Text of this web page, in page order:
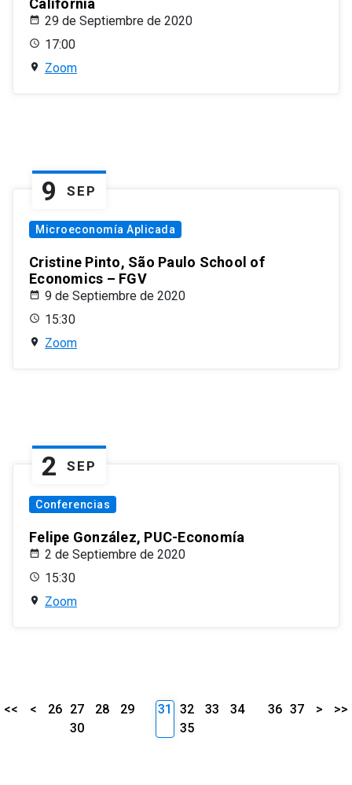
California
29 de Septiembre de 2020
17:00
Zoom
9 SEP
Microeconomía Aplicada
Cristine Pinto, São Paulo School of
Economics – FGV
9 de Septiembre de 2020
15:30
Zoom
2 SEP
Conferencias
Felipe González, PUC-Economía
2 de Septiembre de 2020
15:30
Zoom
<< < 26 27 28
29
30
31 32 33
34
35
36 37 > >>